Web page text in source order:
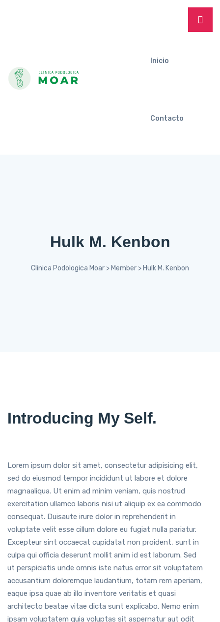
Inicio
Contacto
Hulk M. Kenbon
Clinica Podologica Moar > Member > Hulk M. Kenbon
Introducing My Self.
Lorem ipsum dolor sit amet, consectetur adipisicing elit,
sed do eiusmod tempor incididunt ut labore et dolore
magnaaliqua. Ut enim ad minim veniam, quis nostrud
exercitation ullamco laboris nisi ut aliquip ex ea commodo
consequat. Duisaute irure dolor in reprehenderit in
voluptate velit esse cillum dolore eu fugiat nulla pariatur.
Excepteur sint occaecat cupidatat non proident, sunt in
culpa qui officia deserunt mollit anim id est laborum. Sed
ut perspiciatis unde omnis iste natus error sit voluptatem
accusantium doloremque laudantium, totam rem aperiam,
eaque ipsa quae ab illo inventore veritatis et quasi
architecto beatae vitae dicta sunt explicabo. Nemo enim
ipsam voluptatem quia voluptas sit aspernatur aut odit